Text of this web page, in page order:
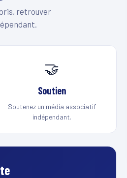
retrouver
🤝
Soutien
Soutenez un média associatif
indépendant.